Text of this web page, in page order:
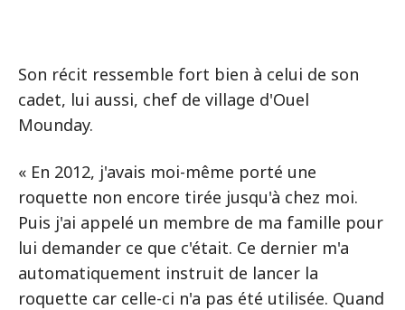
Son récit ressemble fort bien à celui de son
cadet, lui aussi, chef de village d'Ouel
Mounday.
« En 2012, j'avais moi-même porté une
roquette non encore tirée jusqu'à chez moi.
Puis j'ai appelé un membre de ma famille pour
lui demander ce que c'était. Ce dernier m'a
automatiquement instruit de lancer la
roquette car celle-ci n'a pas été utilisée. Quand